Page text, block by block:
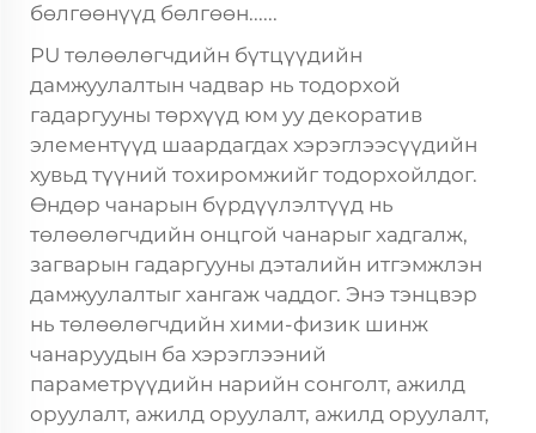
бөлгөөнүүд бөлгөөн......
PU төлөөлөгчдийн бүтцүүдийн
дамжуулалтын чадвар нь тодорхой
гадаргууны төрхүүд юм уу декоратив
элементүүд шаардагдах хэрэглээсүүдийн
хувьд түүний тохиромжийг тодорхойлдог.
Өндөр чанарын бүрдүүлэлтүүд нь
төлөөлөгчдийн онцгой чанарыг хадгалж,
загварын гадаргууны дэталийн итгэмжлэн
дамжуулалтыг хангаж чаддог. Энэ тэнцвэр
нь төлөөлөгчдийн хими-физик шинж
чанаруудын ба хэрэглээний
параметрүүдийн нарийн сонголт, ажилд
оруулалт, ажилд оруулалт, ажилд оруулалт,